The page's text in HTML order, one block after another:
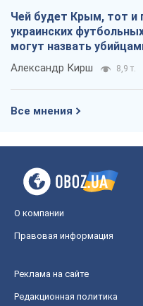
Чей будет Крым, тот и
украинских
могут назвать
Александр Кирш 8,9 т.
Все мнения
О компании
Правовая информация
Реклама на сайте
Редакционная политика